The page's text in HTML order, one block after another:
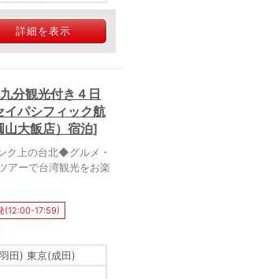
詳細を表示
分観光付き４日
パシフィック航
山大飯店）宿泊]
ク上の台北◆グルメ・
アーで台湾観光をお楽
(12:00-17:59)
田) 東京(成田)